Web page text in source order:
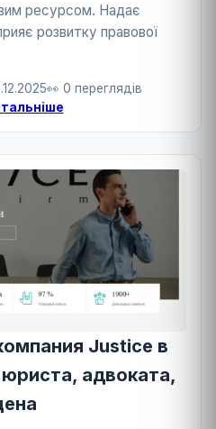
ресурсом. Надає
розвитку правової
👀 0 переглядів
Justice в
адвоката,